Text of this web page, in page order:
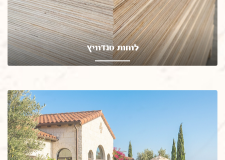
לוחות סנדוויץ
סנדביץ אוקומה \ טווין גלוי או בציפוי פורמייקה